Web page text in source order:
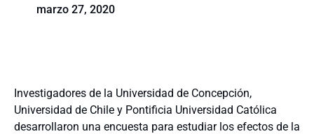
marzo 27, 2020
Investigadores de la Universidad de Concepción,
Universidad de Chile y Pontificia Universidad Católica
desarrollaron una encuesta para estudiar los efectos de la